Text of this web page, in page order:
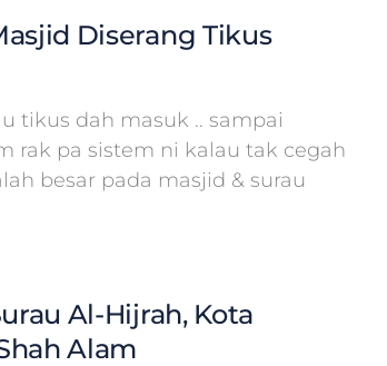
Diserang Tikus
tikus dah masuk .. sampai
rak pa sistem ni kalau tak cegah
besar pada masjid & surau
Al-Hijrah, Kota
Alam